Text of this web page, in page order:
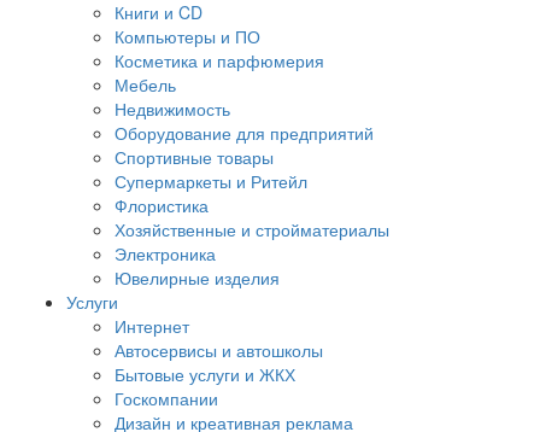
Книги и CD
Компьютеры и ПО
Косметика и парфюмерия
Мебель
Недвижимость
Оборудование для предприятий
Спортивные товары
Супермаркеты и Ритейл
Флористика
Хозяйственные и стройматериалы
Электроника
Ювелирные изделия
Услуги
Интернет
Автосервисы и автошколы
Бытовые услуги и ЖКХ
Госкомпании
Дизайн и креативная реклама